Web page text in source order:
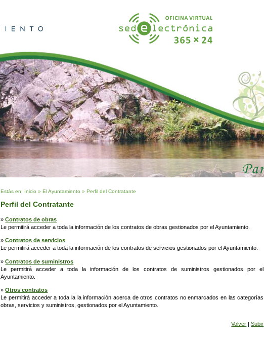
Estás en: Inicio »El Ayuntamiento »Perfil del Contratante
Perfil del Contratante
»Contratos de obras
Le permitirá acceder a toda la información de los contratos de obras gestionados por el Ayuntamiento.
»Contratos de servicios
Le permitirá acceder a toda la información de los contratos de servicios gestionados por el Ayuntamiento.
»Contratos de suministros
Le permitirá acceder a toda la información de los contratos de suministros gestionados por el
Ayuntamiento.
»Otros contratos
Le permitirá acceder a toda la la información acerca de otros contratos no enmarcados en las categorías
obras, servicios y suministros, gestionados por el Ayuntamiento.
Volver |Subir